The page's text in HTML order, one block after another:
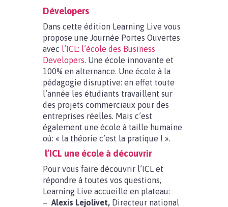
Dévelopers
Dans cette édition Learning Live vous
propose une Journée Portes Ouvertes
avec l’ICL: l’école des Business
Developers. Une école innovante et
100% en alternance. Une école à la
pédagogie disruptive: en effet toute
l’année les étudiants travaillent sur
des projets commerciaux pour des
entreprises réelles. Mais c’est
également une école à taille humaine
où: « la théorie c’est la pratique ! ».
l’ICL une école à découvrir
Pour vous faire découvrir l’ICL et
répondre à toutes vos questions,
Learning Live accueille en plateau:
– Alexis Lejolivet, Directeur national